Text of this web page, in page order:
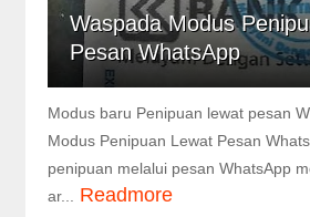
Waspada Modus
Pesan WhatsApp
Modus baru Penipuan lewat pesan
Modus Penipuan Lewat Pesan
penipuan melalui pesan WhatsApp
ar...
Readmore